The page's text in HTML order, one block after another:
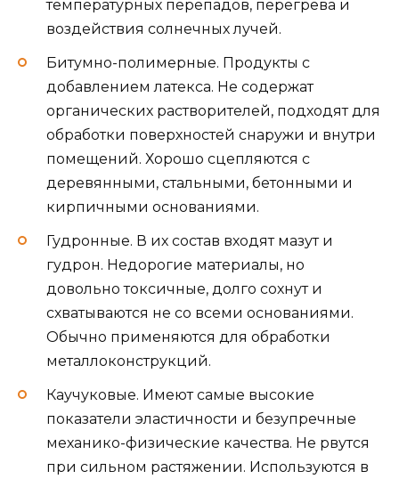
температурных перепадов, перегрева и
воздействия солнечных лучей.
Битумно-полимерные. Продукты с
добавлением латекса. Не содержат
органических растворителей, подходят для
обработки поверхностей снаружи и внутри
помещений. Хорошо сцепляются с
деревянными, стальными, бетонными и
кирпичными основаниями.
Гудронные. В их состав входят мазут и
гудрон. Недорогие материалы, но
довольно токсичные, долго сохнут и
схватываются не со всеми основаниями.
Обычно применяются для обработки
металлоконструкций.
Каучуковые. Имеют самые высокие
показатели эластичности и безупречные
механико-физические качества. Не рвутся
при сильном растяжении. Используются в